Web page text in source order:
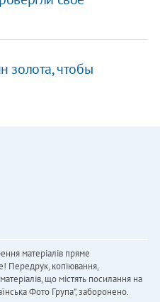
золота, чтобы
матеріалів пряме
Передрук, копіювання,
що містять посилання на
Фото Група", заборонено.